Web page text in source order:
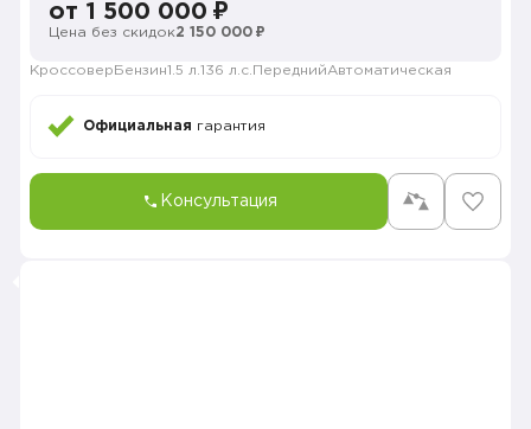
от 1 500 000 ₽
Цена без скидок2 150 000 ₽
Кроссовер Бензин1.5 л. 136 л.с. ПереднийАвтоматическая
Официальная гарантия
Консультация